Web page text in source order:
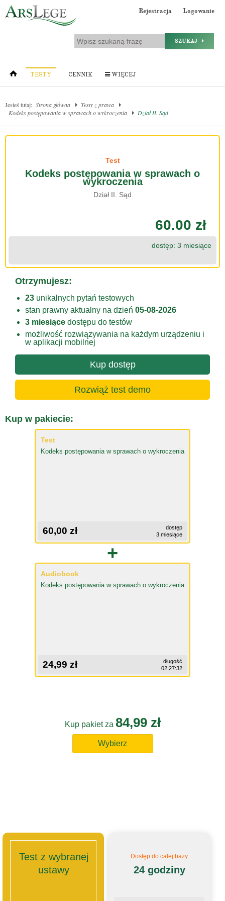
Rejestracja Logowanie
SZUKAJ
TESTY CENNIK WIĘCEJ
Jesteś tutaj: Strona główna
Testy z prawa
Kodeks postępowania w sprawach o wykroczenia
Dział II. Sąd
Test
Kodeks postępowania w sprawach o
wykroczenia
Dział II. Sąd
60.00 zł
dostęp: 3 miesiące
Otrzymujesz:
23 unikalnych pytań testowych
stan prawny aktualny na dzień 05-08-2026
3 miesiące dostępu do testów
możliwość rozwiązywania na każdym urządzeniu i
w aplikacji mobilnej
Kup dostęp
Rozwiąż test demo
Kup w pakiecie:
Test
Kodeks postępowania w sprawach o wykroczenia
60,00 zł
dostęp
3 miesiące
+
Audiobook
Kodeks postępowania w sprawach o wykroczenia
24,99 zł
długość
02:27:32
Kup pakiet za 84,99 zł
Wybierz
Test z wybranej
ustawy
Dostęp do całej bazy
24 godziny